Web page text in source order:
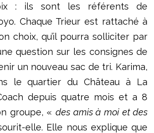
: ils sont les référents de
Chaque Trieur est rattaché à
choix, qu’il pourra solliciter par
question sur les consignes de
un nouveau sac de tri. Karima,
le quartier du Château à La
depuis quatre mois et a 8
groupe, « des amis à moi et des
elle. Elle nous explique que